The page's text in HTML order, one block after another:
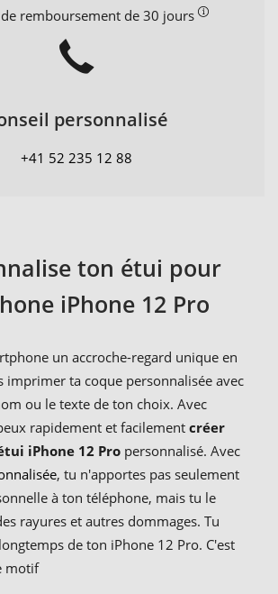
remboursement de 30 jours
personnalisé
+41 52 235 12 88
ton étui pour
iPhone 12 Pro
un accroche-regard unique en
imprimer ta coque personnalisée avec
ou le texte de ton choix. Avec
rapidement et facilement créer
iPhone 12 Pro personnalisé. Avec
, tu n'apportes pas seulement
à ton téléphone, mais tu le
rayures et autres dommages. Tu
de ton iPhone 12 Pro. C'est
motif